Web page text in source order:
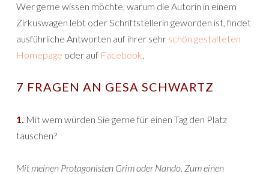
Wer gerne wissen möchte, warum die Autorin in einem
Zirkuswagen lebt oder Schriftstellerin geworden ist, findet
ausführliche Antworten auf ihrer sehr schön gestalteten
Homepage oder auf Facebook.
7 FRAGEN AN GESA SCHWARTZ
1. Mit wem würden Sie gerne für einen Tag den Platz
tauschen?
Mit meinen Protagonisten Grim oder Nando. Zum einen